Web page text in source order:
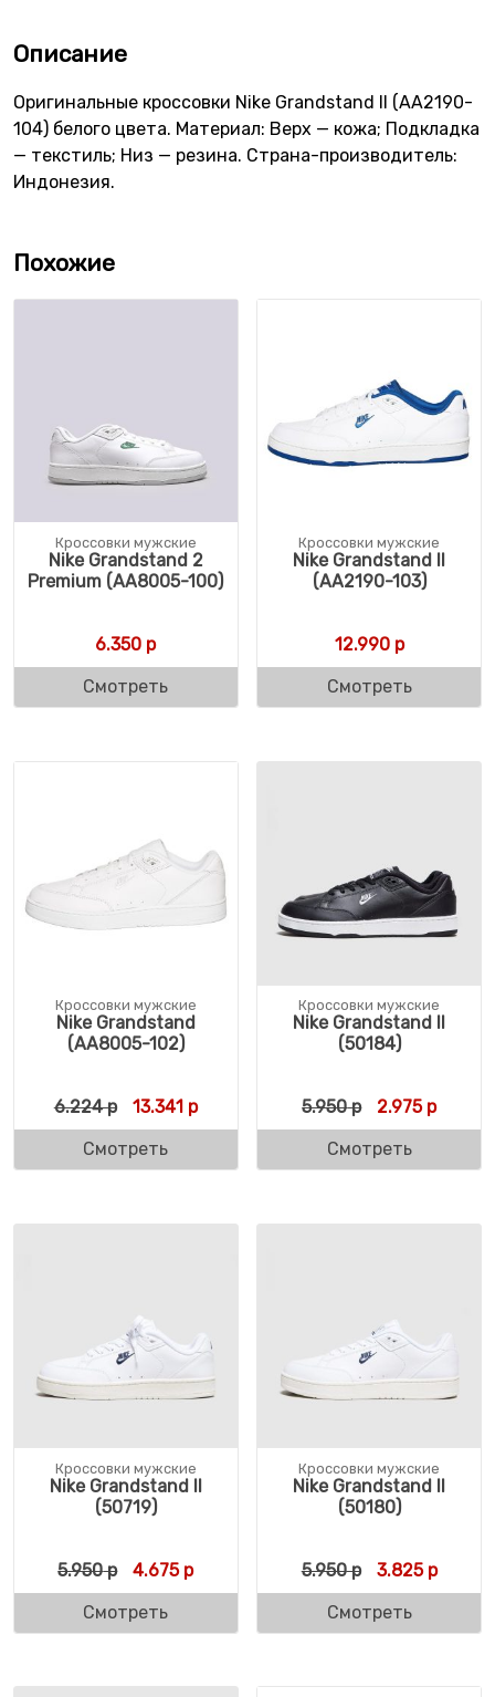
Описание
Оригинальные кроссовки Nike Grandstand II (AA2190-
104) белого цвета. Материал: Верх — кожа; Подкладка
— текстиль; Низ — резина. Страна-производитель:
Индонезия.
Похожие
Кроссовки мужские
Nike Grandstand 2
Premium (AA8005-100)
6.350 р
Смотреть
Кроссовки мужские
Nike Grandstand II
(AA2190-103)
12.990р
Смотреть
Кроссовки мужские
Nike Grandstand
(AA8005-102)
6.224р Первоначальная цена составляла 6.224
13.341 рТекущая цена: 13.341 р.
Смотреть
Кроссовки мужские
Nike Grandstand II
(50184)
5.950р 2.975р
Смотреть
Кроссовки мужские
Nike Grandstand II
(50719)
5.950р Первоначальная цена составляла 5.950 р.
4.675рТекущая цена: 4.675 р.
Смотреть
Кроссовки мужские
Nike Grandstand II
(50180)
5.950р 3.825р
Смотреть